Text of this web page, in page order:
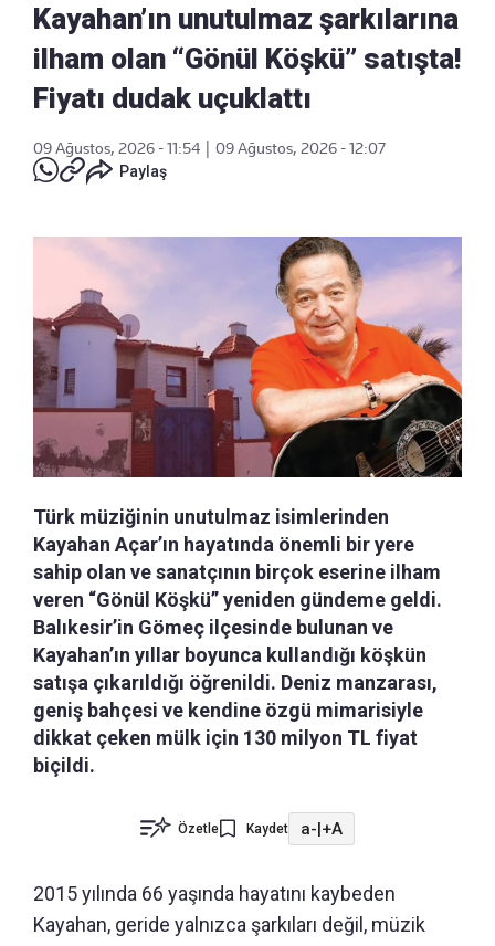
Kayahan’ın unutulmaz şarkılarına
ilham olan “Gönül Köşkü” satışta!
Fiyatı dudak uçuklattı
09 Ağustos, 2026 - 11:54
09 Ağustos, 2026 - 12:07
Paylaş
Türk müziğinin unutulmaz isimlerinden
Kayahan Açar’ın hayatında önemli bir yere
sahip olan ve sanatçının birçok eserine ilham
veren “Gönül Köşkü” yeniden gündeme geldi.
Balıkesir’in Gömeç ilçesinde bulunan ve
Kayahan’ın yıllar boyunca kullandığı köşkün
satışa çıkarıldığı öğrenildi. Deniz manzarası,
geniş bahçesi ve kendine özgü mimarisiyle
dikkat çeken mülk için 130 milyon TL fiyat
biçildi.
Özetle Kaydet a-|+A
2015 yılında 66 yaşında hayatını kaybeden
Kayahan, geride yalnızca şarkıları değil, müzik